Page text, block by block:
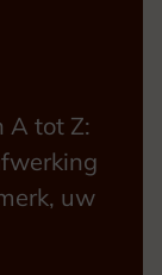
A tot Z:
uw